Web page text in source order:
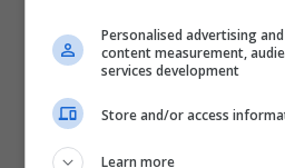
Personalised advertising
content measurement,
services development
Store and/or access
Learn more